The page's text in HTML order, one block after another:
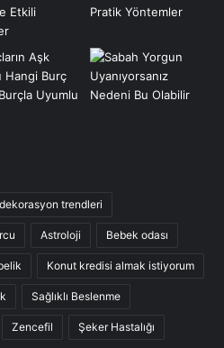
trendleri
Astroloji Bebek odası
Konut kredisi almak istiyorum
Sağlıklı Beslenme
Zencefil Şeker Hastalığı